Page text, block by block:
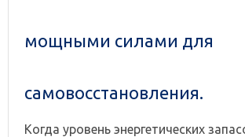
мощными силами для
самовосстановления.
Когда уровень энергетических